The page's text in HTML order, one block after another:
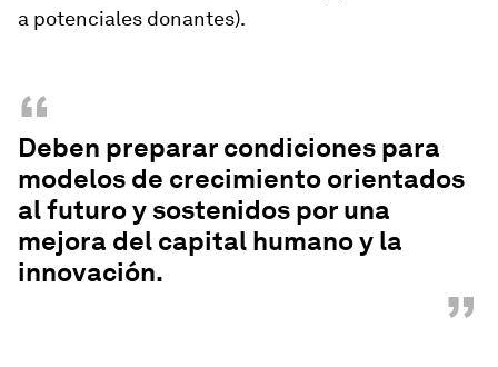
a potenciales donantes).
“
Deben preparar condiciones para
modelos de crecimiento orientados
al futuro y sostenidos por una
mejora del capital humano y la
innovación.
”